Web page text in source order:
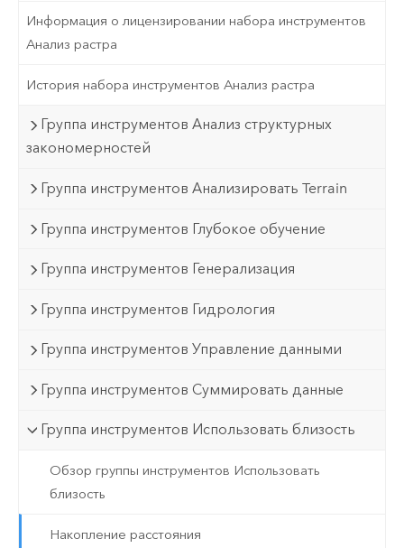
Информация о лицензировании набора инструментов
Анализ растра
История набора инструментов Анализ растра
Группа инструментов Анализ структурных
закономерностей
Группа инструментов Анализировать Terrain
Группа инструментов Глубокое обучение
Группа инструментов Генерализация
Группа инструментов Гидрология
Группа инструментов Управление данными
Группа инструментов Суммировать данные
Группа инструментов Использовать близость
Обзор группы инструментов Использовать
близость
Накопление расстояния